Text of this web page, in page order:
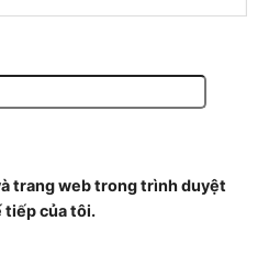
trang web trong trình duyệt
tiếp của tôi.